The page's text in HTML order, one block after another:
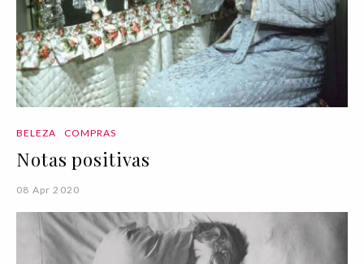
BELEZA COMPRAS
Notas positivas
08 Apr 2020